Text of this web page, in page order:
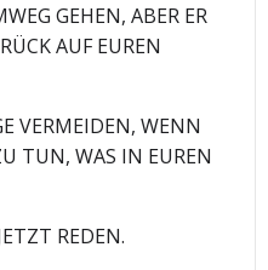
GEHEN, ABER ER
AUF EUREN
VERMEIDEN, WENN
TUN, WAS IN EUREN
REDEN.